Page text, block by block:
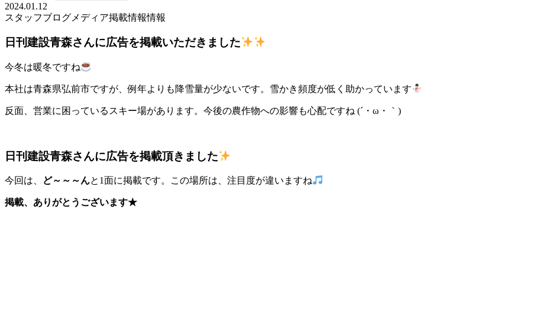
2024.01.12
スタッフブログ メディア掲載情報情報
日刊建設青森さんに広告を掲載いただきました
今冬は暖冬ですね
本社は青森県弘前市ですが、例年よりも降雪量が少ないです。雪かき頻度が低く助かっています
反面、営業に困っているスキー場があります。今後の農作物への影響も心配ですね (´・ω・｀)
日刊建設青森さんに広告を掲載頂きました
今回は、 ど～～～んと1面に掲載です。この場所は、注目度が違いますね
掲載、ありがとうございます★